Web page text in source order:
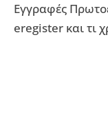
Εγγραφές
eregister και τι